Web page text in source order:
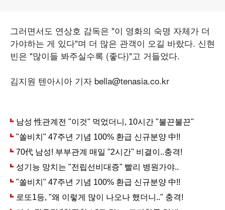
그러면서도 연상호 감독은 "이 영화의 숙명 자체가 더
가야하는 게 있다"며 더 많은 관객이 오길 바랐다. 신현
빈은 "많이들 봐주실수록 (좋다)"고 거들었다.
김지원 텐아시아 기자 bella@tenasia.co.kr